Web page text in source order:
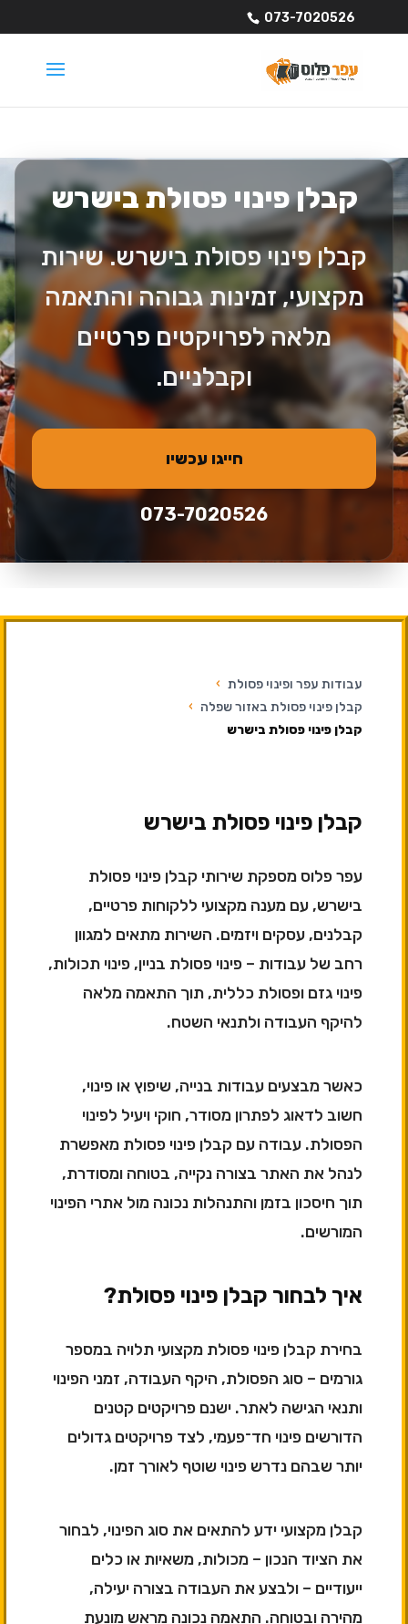
073-7020526
קבלן פינוי פסולת בישרש
קבלן פינוי פסולת בישרש. שירות
מקצועי, זמינות גבוהה והתאמה
מלאה לפרויקטים פרטיים
וקבלניים.
חייגו עכשיו
073-7020526
עבודות עפר ופינוי פסולת ›
קבלן פינוי פסולת באזור שפלה ›
קבלן פינוי פסולת בישרש
קבלן פינוי פסולת בישרש
עפר פלוס מספקת שירותי קבלן פינוי פסולת
בישרש, עם מענה מקצועי ללקוחות פרטיים,
קבלנים, עסקים ויזמים. השירות מתאים למגוון
רחב של עבודות – פינוי פסולת בניין, פינוי תכולות,
פינוי גזם ופסולת כללית, תוך התאמה מלאה
להיקף העבודה ולתנאי השטח.
כאשר מבצעים עבודות בנייה, שיפוץ או פינוי,
חשוב לדאוג לפתרון מסודר, חוקי ויעיל לפינוי
הפסולת. עבודה עם קבלן פינוי פסולת מאפשרת
לנהל את האתר בצורה נקייה, בטוחה ומסודרת,
תוך חיסכון בזמן והתנהלות נכונה מול אתרי הפינוי
המורשים.
איך לבחור קבלן פינוי פסולת?
בחירת קבלן פינוי פסולת מקצועי תלויה במספר
גורמים – סוג הפסולת, היקף העבודה, זמני הפינוי
ותנאי הגישה לאתר. ישנם פרויקטים קטנים
הדורשים פינוי חד־פעמי, לצד פרויקטים גדולים
יותר שבהם נדרש פינוי שוטף לאורך זמן.
קבלן מקצועי ידע להתאים את סוג הפינוי, לבחור
את הציוד הנכון – מכולות, משאיות או כלים
ייעודיים – ולבצע את העבודה בצורה יעילה,
מהירה ובטוחה. התאמה נכונה מראש מונעת